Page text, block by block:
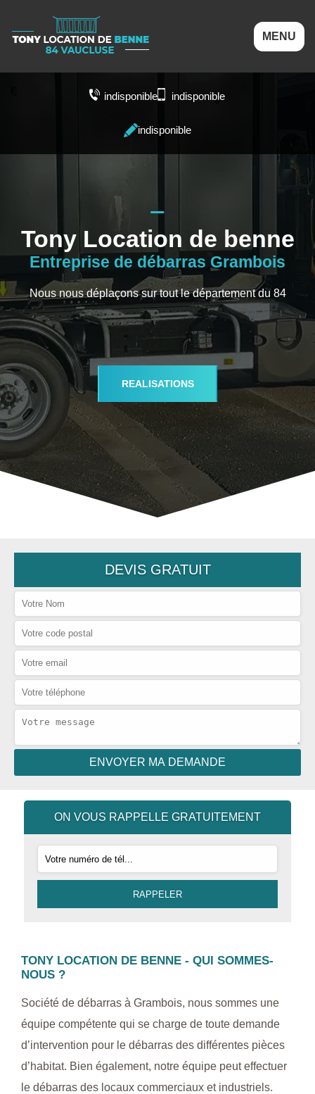
MENU
indisponible indisponible
indisponible
Tony Location de benne
Entreprise de débarras Grambois
Nous nous déplaçons sur tout le département du 84
REALISATIONS
DEVIS GRATUIT
ON VOUS RAPPELLE GRATUITEMENT
TONY LOCATION DE BENNE - QUI SOMMES-
NOUS ?
Société de débarras à Grambois, nous sommes une
équipe compétente qui se charge de toute demande
d’intervention pour le débarras des différentes pièces
d’habitat. Bien également, notre équipe peut effectuer
le débarras des locaux commerciaux et industriels.